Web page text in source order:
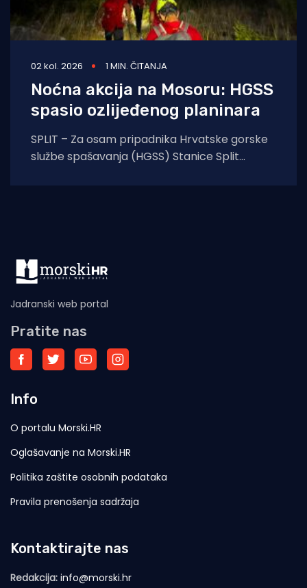
02 kol. 2026 1 MIN. ČITANJA
Noćna akcija na Mosoru: HGSS
spasio ozlijeđenog planinara
SPLIT – Za osam pripadnika Hrvatske gorske
službe spašavanja (HGSS) Stanice Split
Jadranski web portal
Pratite nas
Info
O portalu Morski.HR
Oglašavanje na Morski.HR
Politika zaštite osobnih podataka
Pravila prenošenja sadržaja
Kontaktirajte nas
Redakcija: info@morski.hr